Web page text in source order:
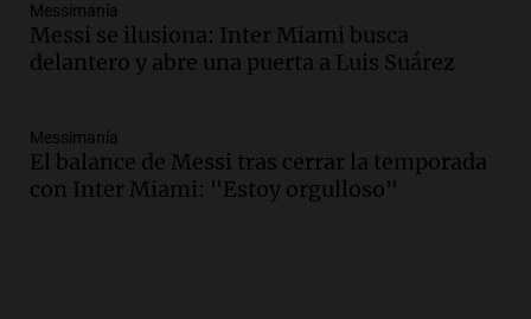
Messimanía
Messi se ilusiona: Inter Miami busca
delantero y abre una puerta a Luis Suárez
Messimanía
El balance de Messi tras cerrar la temporada
con Inter Miami: "Estoy orgulloso"